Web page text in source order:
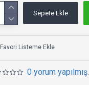
0 yorum yapılmış.
Sepete Ekle
Favori Listeme Ekle